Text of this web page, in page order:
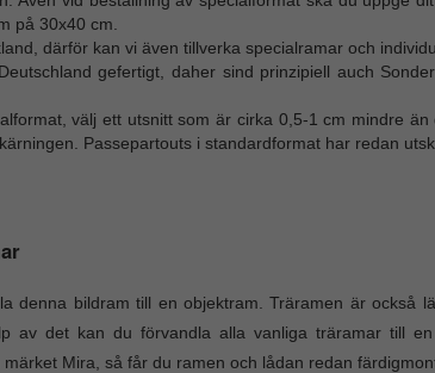
på 30x40 cm.
därför kan vi även tillverka specialramar och
gefertigt, daher sind prinzipiell auch
välj ett utsnitt som är cirka 0,5-1 cm mindre
Passepartouts i standardformat har redan
denna bildram till en objektram. Träramen är också
av det kan du förvandla alla vanliga träramar till
Mira, så får du ramen och lådan redan